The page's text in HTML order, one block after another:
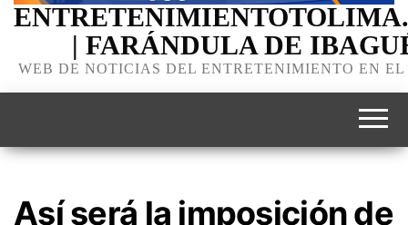
| FARÁNDULA DE
WEB DE NOTICIAS DEL ENTRETENIMIENTO EN
Así será la imposición de